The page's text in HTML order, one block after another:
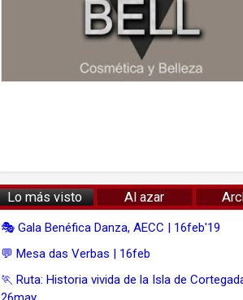
Lo más visto Al azar
🎭 Gala Benéfica Danza, AECC | 16feb'19
💬 Mesa das Verbas | 16feb
🏃 Ruta: Historia vivida de la Isla de